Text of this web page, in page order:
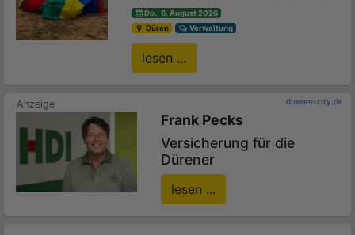
Do., 6. August 2026
Düren
Verwaltung
lesen ...
dueren-city.de
Frank Pecks
Versicherung für die
Dürener
lesen ...